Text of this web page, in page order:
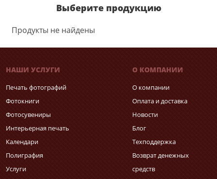
Выберите продукцию
Продукты не найдены
НАШИ УСЛУГИ
Печать фотографий
Фотокниги
Фотосувениры
Интерьерная печать
Календари
Полиграфия
Услуги
О КОМПАНИИ
О компании
Оплата и доставка
Новости
Блог
Техподдержка
Возврат денежных
средств